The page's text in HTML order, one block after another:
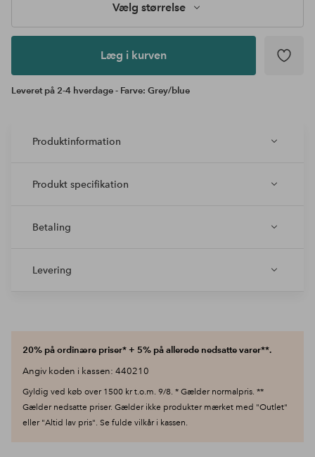
Vælg størrelse
Læg i kurven
Leveret på 2-4 hverdage - Farve: Grey/blue
Produktinformation
Produkt specifikation
Betaling
Levering
20% på ordinære priser* + 5% på allerede nedsatte varer**.
Angiv koden i kassen: 440210
Gyldig ved køb over 1500 kr t.o.m. 9/8. * Gælder normalpris. **
Gælder nedsatte priser. Gælder ikke produkter mærket med "Outlet"
eller "Altid lav pris". Se fulde vilkår i kassen.